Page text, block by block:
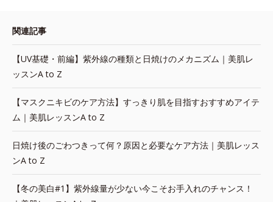
関連記事
【UV基礎・前編】紫外線の種類と日焼けのメカニズム｜美肌レ
ッスンA to Z
【マスクニキビのケア方法】すっきり肌を目指すおすすめアイテ
ム｜美肌レッスンA to Z
日焼け後のごわつきって何？原因と必要なケア方法｜美肌レッス
ンA to Z
【冬の美白#1】紫外線量が少ない今こそお手入れのチャンス！